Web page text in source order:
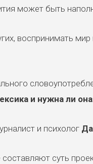
может быть
воспринимать
и нужна ли
и психолог
суть